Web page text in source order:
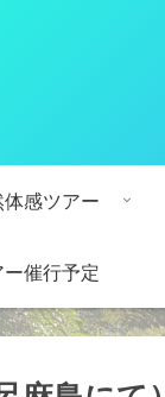
体感ツアー
ー催行予定